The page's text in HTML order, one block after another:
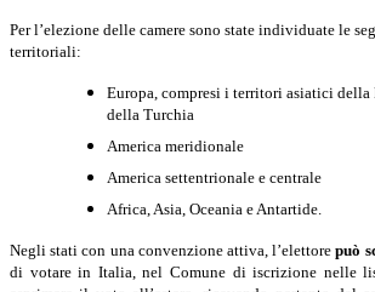
Per l’elezione delle camere sono state individuate le
territoriali:
Europa, compresi i territori asiatici della
della Turchia
America meridionale
America settentrionale e centrale
Africa, Asia, Oceania e Antartide.
Negli stati con una convenzione attiva, l’elettorepuò
di votare in Italia, nel Comune di iscrizione nelle